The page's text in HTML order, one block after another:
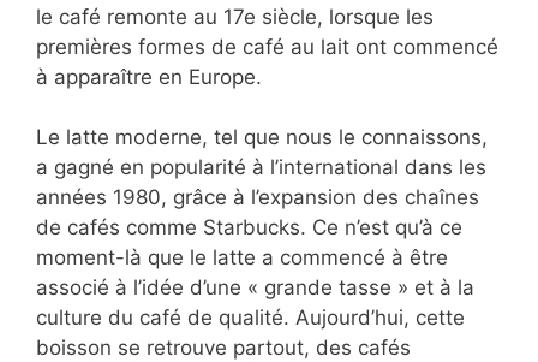
le café remonte au 17e siècle, lorsque les
premières formes de café au lait ont commencé
à apparaître en Europe.
Le latte moderne, tel que nous le connaissons,
a gagné en popularité à l’international dans les
années 1980, grâce à l’expansion des chaînes
de cafés comme Starbucks. Ce n’est qu’à ce
moment-là que le latte a commencé à être
associé à l’idée d’une « grande tasse » et à la
culture du café de qualité. Aujourd’hui, cette
boisson se retrouve partout, des cafés